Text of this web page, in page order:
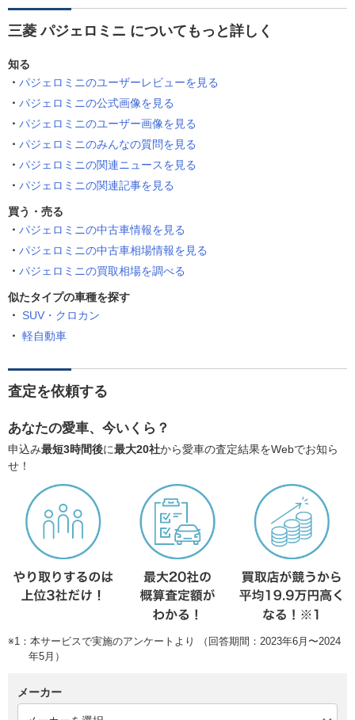
三菱 パジェロミニ についてもっと詳しく
知る
パジェロミニのユーザーレビューを見る
パジェロミニの公式画像を見る
パジェロミニのユーザー画像を見る
パジェロミニのみんなの質問を見る
パジェロミニの関連ニュースを見る
パジェロミニの関連記事を見る
買う・売る
パジェロミニの中古車情報を見る
パジェロミニの中古車相場情報を見る
パジェロミニの買取相場を調べる
似たタイプの車種を探す
SUV・クロカン
軽自動車
査定を依頼する
あなたの愛車、今いくら？
申込み最短3時間後に最大20社から愛車の査定結果をWebでお知ら
せ！
※1：本サービスで実施のアンケートより （回答期間：2023年6月〜2024
年5月）
メーカー